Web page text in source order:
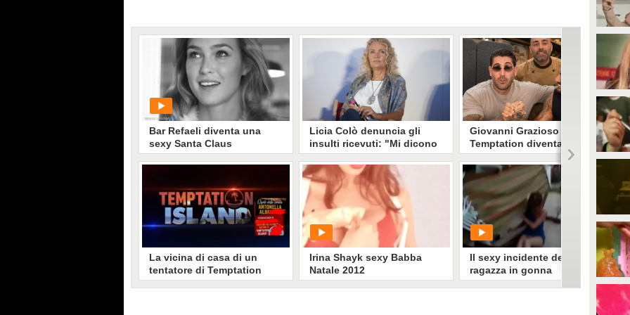
Bar Refaeli diventa una
sexy Santa Claus
PLAY
14848• di antofox
La vicina di casa di un
tentatore di Temptation
Island diventa guest star
Licia Colò denuncia gli
insulti ricevuti: "Mi dicono
'sei vecchia, vai in
pensione'. L'età usata
come offesa"
Licia Colò contro i commenti
ricevuti dagli haters per la
promozione di un evento. Un caso
che riapre il dibattito sul "gender
ageism": quando per le donne
dello spettacolo il tempo che
passa diventa una colpa.
Irina Shayk sexy Babba
Natale 2012
Giovanni Grazioso dopo
Temptation diventa il
nuovo Donato di Steven
Basalari: apriranno un
locale insieme
Giovanni Grazioso di Temptation
Island 2026 unisce le forze con
l'imprenditore Steven Basalari: la
sua storia ascesa ricorda quella di
Donato De Caprio, proprietario di
"Con Mollica o Senza".
Il sexy incidente della
ragazza in gonna
sull'amaca